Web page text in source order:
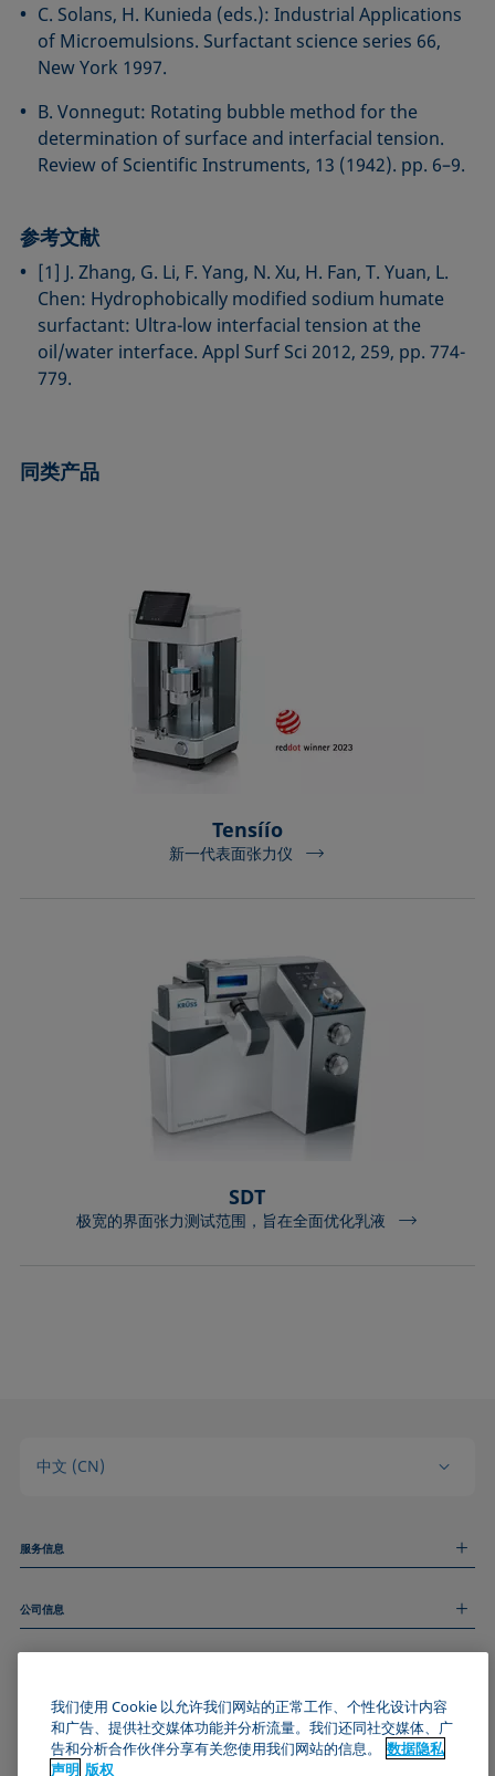
C. Solans, H. Kunieda (eds.): Industrial Applications
of Microemulsions. Surfactant science series 66,
New York 1997.
B. Vonnegut: Rotating bubble method for the
determination of surface and interfacial tension.
Review of Scientific Instruments, 13 (1942). pp. 6–9.
参考文献
[1] J. Zhang, G. Li, F. Yang, N. Xu, H. Fan, T. Yuan, L.
Chen: Hydrophobically modified sodium humate
surfactant: Ultra-low interfacial tension at the
oil/water interface. Appl Surf Sci 2012, 259, pp. 774-
779.
同类产品
Tensíío
新一代表面张力仪
SDT
极宽的界面张力测试范围，旨在全面优化乳液
中文 (CN)
服务信息
技术服务
和我们取得联系
公司信息
关于我们
数据隐私声明
Cookie政策
加入KRÜSS社区
我们使用 Cookie 以允许我们网站的正常工作、个性化设计内容
和广告、提供社交媒体功能并分析流量。我们还同社交媒体、广
告和分析合作伙伴分享有关您使用我们网站的信息。
数据隐私
声明 版权